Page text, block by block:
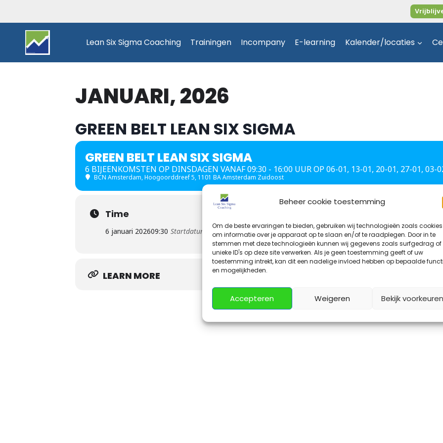
Beheer cookie toestemming
Om de beste ervaringen te bieden, gebruiken wij technologieën zoals cookies
om informatie over je apparaat op te slaan en/of te raadplegen. Door in te
stemmen met deze technologieën kunnen wij gegevens zoals surfgedrag of
unieke ID's op deze site verwerken. Als je geen toestemming geeft of uw
toestemming intrekt, kan dit een nadelige invloed hebben op bepaalde
en mogelijkheden.
Accepteren Weigeren Bekijk voorkeuren
Lean Six Sigma Coaching Trainingen Incompany E-learning Kalender/locaties
JANUARI, 2026
GREEN BELT LEAN SIX SIGMA
GREEN BELT LEAN SIX SIGMA
6 BIJEENKOMSTEN OP DINSDAGEN VANAF 09:30 - 16:00 UUR OP 06-01, 13-01, 20-01, 27-01, 03-
BCN Amsterdam, Hoogoorddreef 5, 1101 BA Amsterdam Zuidoost
Time
6 januari 202609:30 Startdatum 1e bijeenkomst
LEARN MORE